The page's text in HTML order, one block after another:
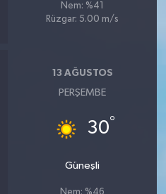
Nem: %41
Rüzgar: 5.00 m/s
13 AĞUSTOS
PERŞEMBE
30°
Güneşli
Nem: %46